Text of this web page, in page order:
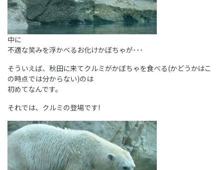
中に
不適な笑みを浮かべるお化けかぼちゃが･･･
そういえば、秋田に来てクルミがかぼちゃを食べる(かどうかはこ
の時点では分からない)のは
初めてなんです。
それでは、クルミの登場です!